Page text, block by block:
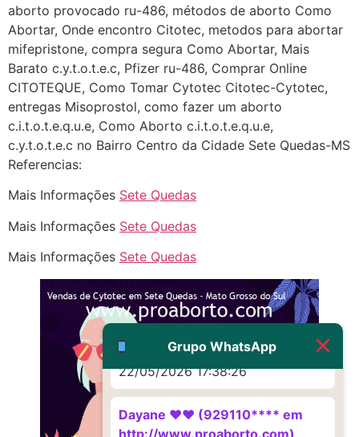
aborto provocado ru-486, métodos de aborto Como
Abortar, Onde encontro Citotec, metodos para abortar
mifepristone, compra segura Como Abortar, Mais
Barato c.y.t.o.t.e.c, Pfizer ru-486, Comprar Online
CITOTEQUE, Como Tomar Cytotec Citotec-Cytotec,
entregas Misoprostol, como fazer um aborto
c.i.t.o.t.e.q.u.e, Como Aborto c.i.t.o.t.e.q.u.e,
c.y.t.o.t.e.c no Bairro Centro da Cidade Sete Quedas-MS
Referencias:
Mais Informações Sete Quedas
Mais Informações Sete Quedas
Mais Informações Sete Quedas
Grupo WhatsApp
22/05/2026 17:19:15
(879121**** em
http://www.proaborto.com)
Eu acho, não sei
22/05/2026 17:19:16
http://www.proaborto.com)
mesmo
22/05/2026 17:19:47
G (1199866**** em
http://www.proaborto.com)
Muito obrigadaaaaa
22/05/2026 17:38:26
Dayane ♥️♥️ (929110**** em